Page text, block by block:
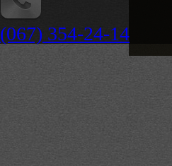
(067) 354-24-14